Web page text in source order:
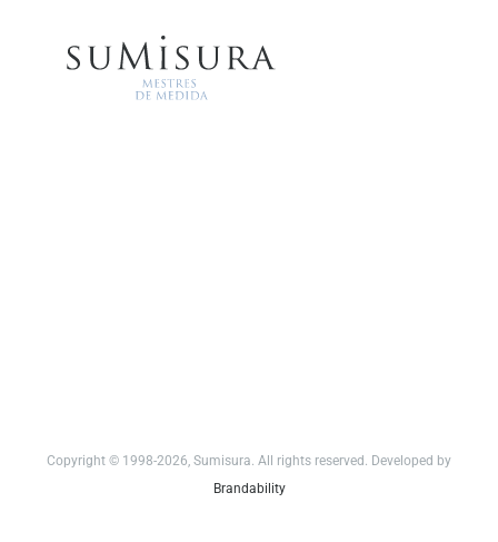
Copyright © 1998-2026, Sumisura. All rights reserved. Developed by
Brandability